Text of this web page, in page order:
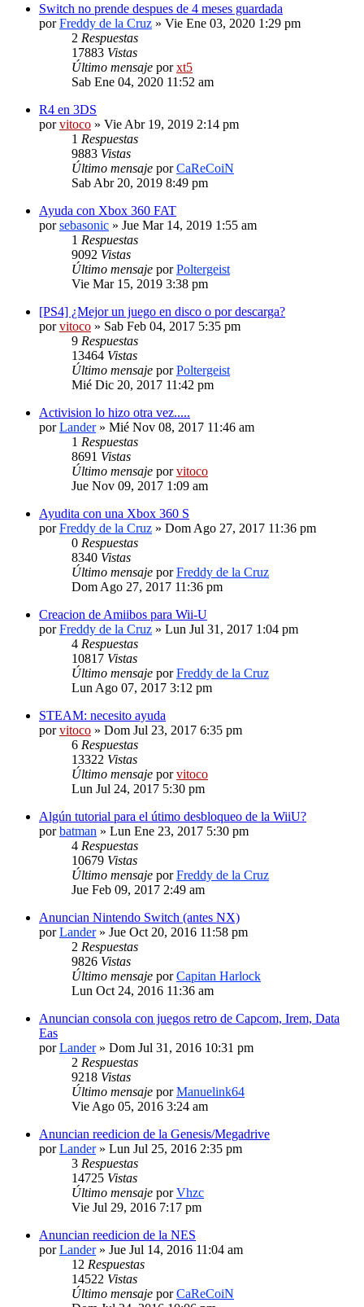
Switch no prende despues de 4 meses guardada
porFreddy de la Cruz » Vie Ene 03, 2020 1:29 pm
2 Respuestas
17883 Vistas
Último mensaje porxt5
Sab Ene 04, 2020 11:52 am
R4 en 3DS
porvitoco » Vie Abr 19, 2019 2:14 pm
1 Respuestas
9883 Vistas
Último mensaje porCaReCoiN
Sab Abr 20, 2019 8:49 pm
Ayuda con Xbox 360 FAT
porsebasonic » Jue Mar 14, 2019 1:55 am
1 Respuestas
9092 Vistas
Último mensaje porPoltergeist
Vie Mar 15, 2019 3:38 pm
[PS4] ¿Mejor un juego en disco o por descarga?
porvitoco » Sab Feb 04, 2017 5:35 pm
9 Respuestas
13464 Vistas
Último mensaje porPoltergeist
Mié Dic 20, 2017 11:42 pm
Activision lo hizo otra vez.....
porLander» Mié Nov 08, 2017 11:46 am
1 Respuestas
8691 Vistas
Último mensaje porvitoco
Jue Nov 09, 2017 1:09 am
Ayudita con una Xbox 360 S
porFreddy de la Cruz » Dom Ago 27, 2017 11:36 pm
0 Respuestas
8340 Vistas
Último mensaje porFreddy de la Cruz
Dom Ago 27, 2017 11:36 pm
Creacion de Amiibos para Wii-U
porFreddy de la Cruz » Lun Jul 31, 2017 1:04 pm
4 Respuestas
10817 Vistas
Último mensaje porFreddy de la Cruz
Lun Ago 07, 2017 3:12 pm
STEAM: necesito ayuda
porvitoco » Dom Jul 23, 2017 6:35 pm
6 Respuestas
13322 Vistas
Último mensaje porvitoco
Lun Jul 24, 2017 5:30 pm
Algún tutorial para el útimo desbloqueo de la WiiU?
porbatman » Lun Ene 23, 2017 5:30 pm
4 Respuestas
10679 Vistas
Último mensaje porFreddy de la Cruz
Jue Feb 09, 2017 2:49 am
Anuncian Nintendo Switch (antes NX)
porLander» Jue Oct 20, 2016 11:58 pm
2 Respuestas
9826 Vistas
Último mensaje porCapitan Harlock
Lun Oct 24, 2016 11:36 am
Anuncian consola con juegos retro de Capcom, Irem, Data
Eas
porLander» Dom Jul 31, 2016 10:31 pm
2 Respuestas
9218 Vistas
Último mensaje porManuelink64
Vie Ago 05, 2016 3:24 am
Anuncian reedicion de la Genesis/Megadrive
porLander» Lun Jul 25, 2016 2:35 pm
3 Respuestas
14725 Vistas
Último mensaje porVhzc
Vie Jul 29, 2016 7:17 pm
Anuncian reedicion de la NES
porLander» Jue Jul 14, 2016 11:04 am
12 Respuestas
14522 Vistas
Último mensaje porCaReCoiN